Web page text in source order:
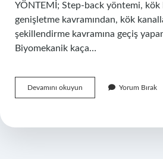
YÖNTEMİ; Step-back yöntemi, kök
genişletme kavramından, kök
şekillendirme kavramına geçiş
Biyomekanik kaça…
Devamını okuyun Biyomekanik
Preparasyon
Yorum Bırak